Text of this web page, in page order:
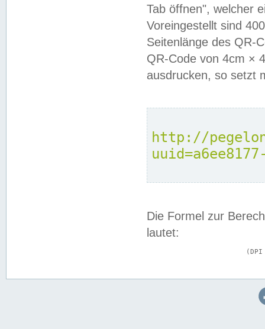
Tab öffnen", welcher
Voreingestellt sind
Seitenlänge des QR-
QR-Code von 4cm ×
ausdrucken, so setzt
http://
Die Formel zur
lautet: